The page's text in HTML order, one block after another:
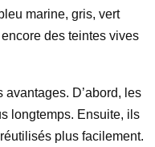
marine, gris, vert
des teintes vives
D’abord, les
longtemps. Ensuite, ils
plus facilement.